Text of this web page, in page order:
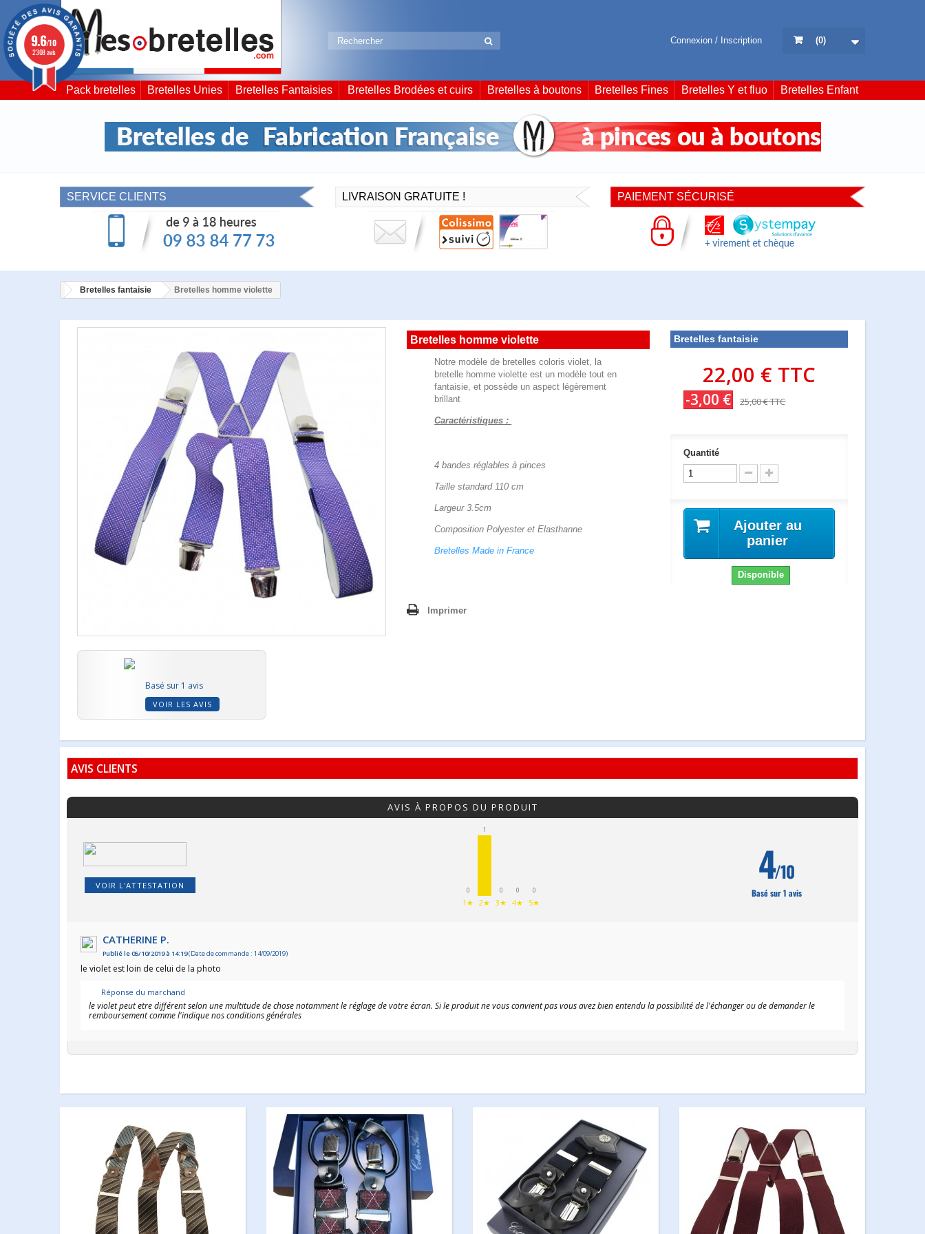
Connexion / Inscription (0)
Pack bretelles Bretelles Unies Bretelles Fantaisies Bretelles Brodées et cuirs Bretelles à boutons Bretelles Fines Bretelles Y et fluo Bretelles Enfant
SERVICE CLIENTS LIVRAISON GRATUITE ! PAIEMENT SÉCURISÉ
Bretelles fantaisie Bretelles homme violette
Basé sur 1 avis
VOIR LES AVIS
Bretelles homme violette
Notre modèle de bretelles coloris violet, la
bretelle homme violette est un modèle tout en
fantaisie, et possède un aspect légèrement
brillant
Caractéristiques :
4 bandes réglables à pinces
Taille standard 110 cm
Largeur 3.5cm
Composition Polyester et Elasthanne
Bretelles Made in France
Imprimer
Bretelles fantaisie
22,00 € TTC
-3,00 € 25,00 €TTC
Quantité
Ajouter au
panier
Disponible
AVIS CLIENTS
AVIS À PROPOS DU PRODUIT
VOIR L'ATTESTATION 0
1★
1
2★
0
3★
0
4★
0
5★
4/10
Basé sur 1 avis
CATHERINE P.
Publié le 05/10/2019 à 14:19(Date de commande : 14/09/2019)
le violet est loin de celui de la photo
Réponse du marchand
le violet peut etre différent selon une multitude de chose notamment le réglage de votre écran. Si le produit ne vous convient pas vous avez bien entendu la possibilité de l'échanger ou de demander le
remboursement comme l'indique nos conditions générales
9.6/10
2308 avis